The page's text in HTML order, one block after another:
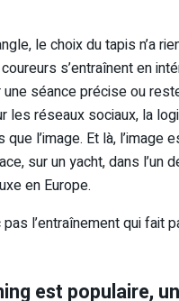
le choix du tapis n’a
s’entraînent en
une séance précise ou
les réseaux sociaux, la
l’image. Et là, l’image
sur un yacht, dans l’un
en Europe.
pas l’entraînement qui fait
est populaire,